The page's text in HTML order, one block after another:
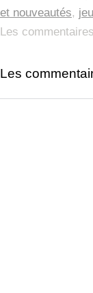
et nouveautés,
Les
Les